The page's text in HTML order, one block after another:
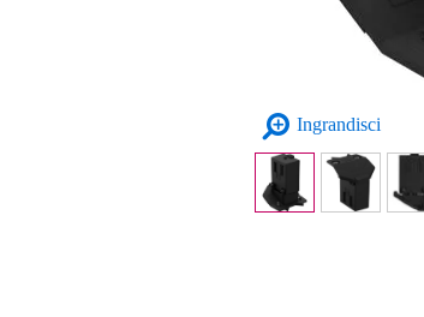
Ingrandisci